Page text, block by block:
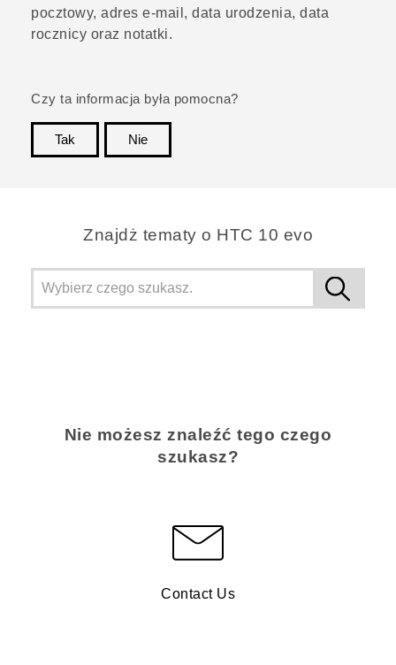
pocztowy, adres e-mail, data urodzenia, data
rocznicy oraz notatki.
Czy ta informacja była pomocna?
Tak
Nie
Znajdż tematy o HTC 10 evo
Nie możesz znaleźć tego czego
szukasz?
Contact Us